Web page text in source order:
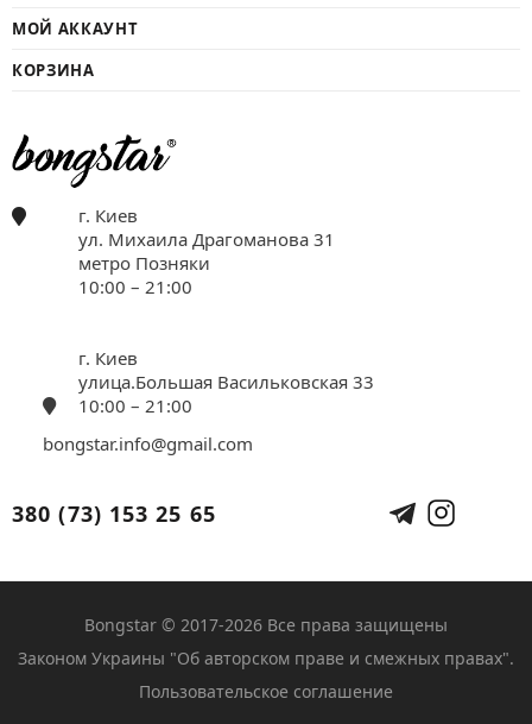
МОЙ АККАУНТ
КОРЗИНА
г. Киев
ул. Михаила Драгоманова 31
метро Позняки
10:00 – 21:00
г. Киев
улица.Большая Васильковская 33
10:00 – 21:00
bongstar.info@gmail.com
380 (73) 153 25 65
Bongstar © 2017-2026 Все права защищены
Законом Украины "Об авторском праве и смежных правах".
Пользовательское соглашение